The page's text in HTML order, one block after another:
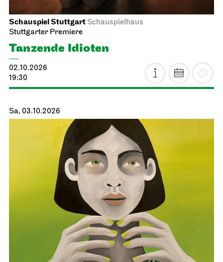
Schauspiel Stuttgart Schauspielhaus
Stuttgarter Premiere
Tanzende Idioten
02.10.2026
19:30
Sa, 03.10.2026